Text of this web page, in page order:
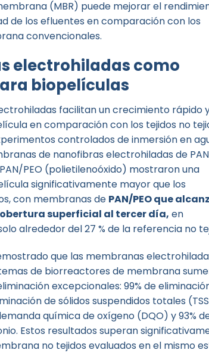
(MBR) puede mejorar el
de los efluentes en comparación con los
convencionales.
electrohiladas como
biopelículas
facilitan un crecimiento rápido
en comparación con los tejidos no
controlados de inmersión en
de nanofibras electrohiladas de PAN
PEO (polietilenoóxido) mostraron una
significativamente mayor que los
con membranas de PAN/PEO que
superficial al tercer día, en
alrededor del 27 % de la referencia no
que las membranas
de biorreactores de membrana
excepcionales: 99% de
de sólidos suspendidos totales
química de oxígeno (DQO) y 93%
Estos resultados superan
no tejidos evaluados en el mismo